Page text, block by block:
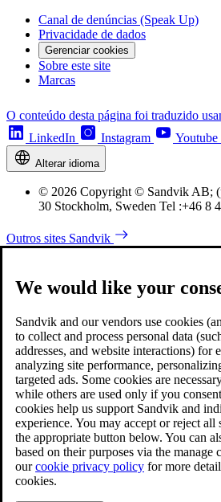
Canal de denúncias (Speak Up)
Privacidade de dados
Gerenciar cookies
Sobre este site
Marcas
O conteúdo desta página foi traduzido
LinkedIn
Instagram Youtube
Alterar idioma
© 2026 Copyright © Sandvik AB;
30 Stockholm, Sweden Tel :+46 8
Outros sites Sandvik
We would like your
Sandvik and our vendors use cookies
to collect and process personal data
addresses, and website interactions) for
analyzing site performance,
targeted ads. Some cookies are
while others are used only if you
cookies help us support Sandvik and
experience. You may accept or reject
the appropriate button below. You can
based on their purposes via the
ourcookie privacy policy for more
cookies.